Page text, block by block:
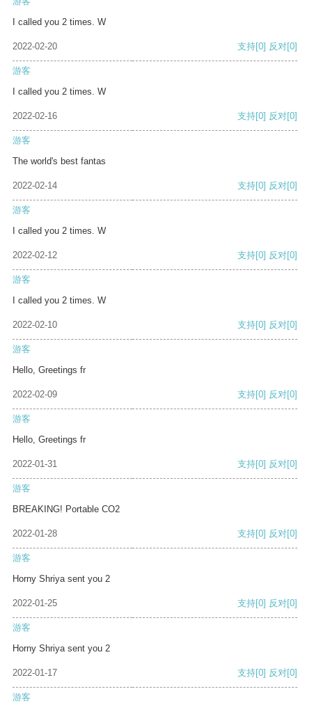
I called you 2 times. W
2022-02-20 支持[0] 反对[0]
游客
I called you 2 times. W
2022-02-16 支持[0] 反对[0]
游客
The world's best fantas
2022-02-14 支持[0] 反对[0]
游客
I called you 2 times. W
2022-02-12 支持[0] 反对[0]
游客
I called you 2 times. W
2022-02-10 支持[0] 反对[0]
游客
Hello, Greetings fr
2022-02-09 支持[0] 反对[0]
游客
Hello, Greetings fr
2022-01-31 支持[0] 反对[0]
游客
BREAKING! Portable CO2
2022-01-28 支持[0] 反对[0]
游客
Horny Shriya sent you 2
2022-01-25 支持[0] 反对[0]
游客
Horny Shriya sent you 2
2022-01-17 支持[0] 反对[0]
游客